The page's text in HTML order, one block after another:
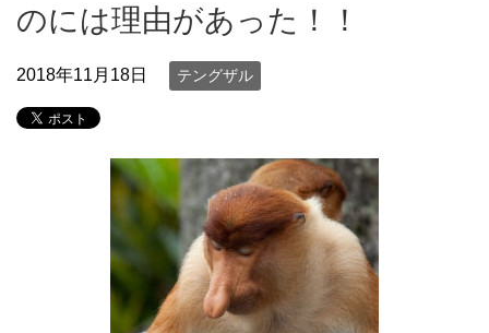
のには理由があった！！
2018年11月18日 テングザル